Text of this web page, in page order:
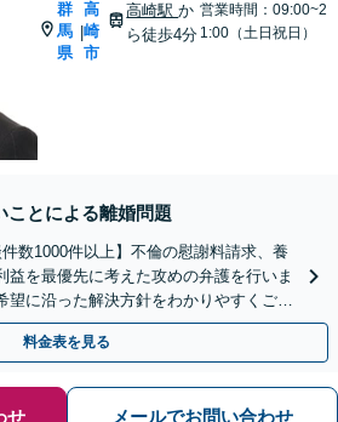
群
馬
県
|
高
崎
市
高崎駅か
ら徒歩4分
営業時間：09:00~2
1:00（土日祝日）
ことによる離婚問題
件数1000件以上】不倫の慰謝料請求、養
益を最優先に考えた攻めの弁護を行いま
望に沿った解決方針をわかりやすくご提
下さい。
料金表を見る
せ メールでお問い合わせ